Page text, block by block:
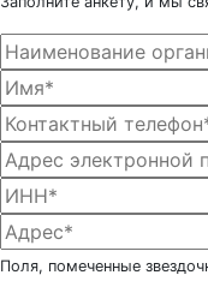
Поля, помеченные